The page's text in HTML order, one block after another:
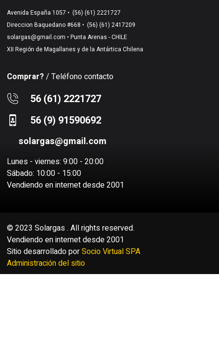
Avenida España 1057 • (56) (61) 2221727
Direccion Baquedano #668 • (56) (61) 2417209
solargas@gmail.com • Punta Arenas - CHILE
XII Región de Magallanes y de la Antártica Chilena
Comprar? / Teléfono contacto
56 (61) 2221727
56 (9) 91590692
solargas@gmail.com
Lunes - viernes: 9:00 - 20:00
Sábado: 10:00 - 15:00
Vendiendo en internet desde 2001
© 2023 Solargas . All rights reserved.
Vendiendo en internet desde 2001
Sitio desarrollado porSocio Virtual SPA
Administración del sitio